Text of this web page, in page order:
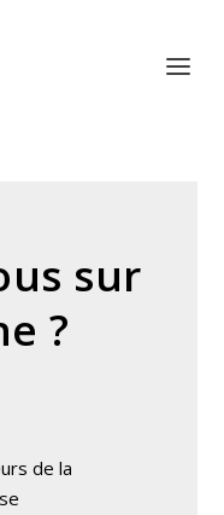
sur
?
de la